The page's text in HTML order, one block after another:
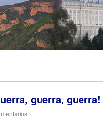
guerra, guerra!